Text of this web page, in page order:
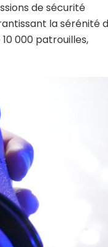
de sécurité
la sérénité
000 patrouilles,